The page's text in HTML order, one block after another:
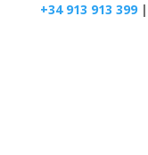
+34 913 913 399|